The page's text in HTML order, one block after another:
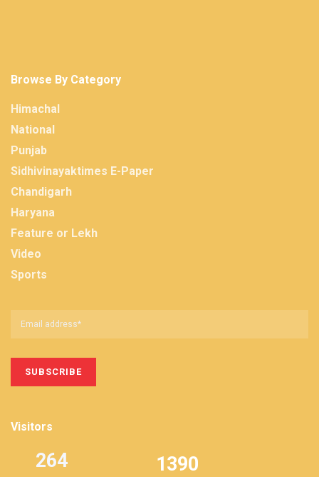
Browse By Category
Himachal
National
Punjab
Sidhivinayaktimes E-Paper
Chandigarh
Haryana
Feature or Lekh
Video
Sports
Visitors
264 1390